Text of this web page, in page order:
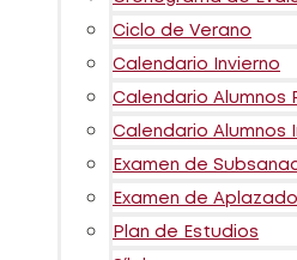
Ciclo de Verano
Calendario Invierno
Calendario Alumnos
Calendario Alumnos
Examen de
Examen de
Plan de Estudios